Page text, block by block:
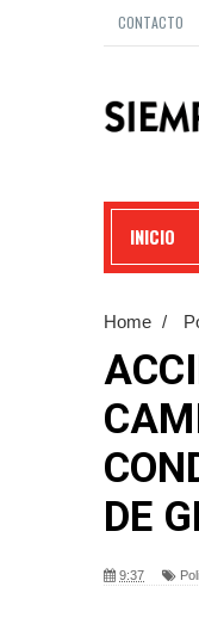
CONTACTO
INICIO
Home /
DE
9:37